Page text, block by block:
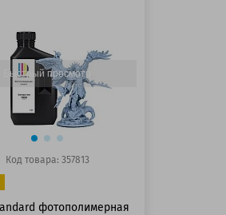
Быстрый просмотр
Код товара: 357813
фотополимерная